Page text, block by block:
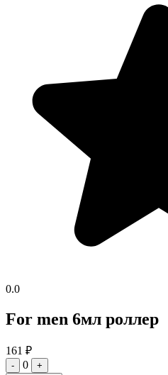
0.0
For men 6мл роллер
161 ₽
- 0 +